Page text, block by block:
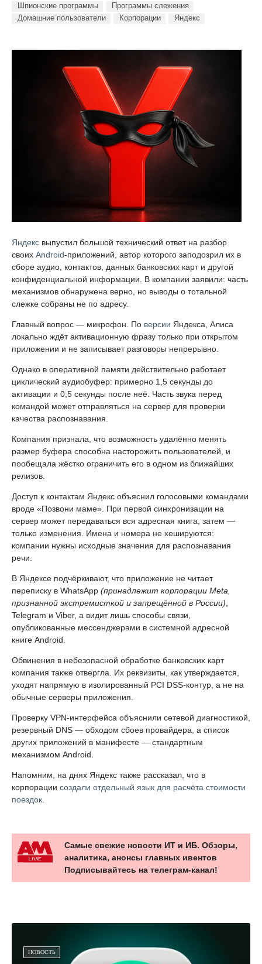
Шпионские программы
Программы слежения
Домашние пользователи
Корпорации Яндекс
Яндекс выпустил большой технический ответ на разбор
своих Android-приложений, автор которого заподозрил их в
сборе аудио, контактов, данных банковских карт и другой
конфиденциальной информации. В компании заявили: часть
механизмов обнаружена верно, но выводы о тотальной
слежке собраны не по адресу.
Главный вопрос — микрофон. По версии Яндекса, Алиса
локально ждёт активационную фразу только при открытом
приложении и не записывает разговоры непрерывно.
Однако в оперативной памяти действительно работает
циклический аудиобуфер: примерно 1,5 секунды до
активации и 0,5 секунды после неё. Часть звука перед
командой может отправляться на сервер для проверки
качества распознавания.
Компания признала, что возможность удалённо менять
размер буфера способна насторожить пользователей, и
пообещала жёстко ограничить его в одном из ближайших
релизов.
Доступ к контактам Яндекс объяснил голосовыми командами
вроде «Позвони маме». При первой синхронизации на
сервер может передаваться вся адресная книга, затем —
только изменения. Имена и номера не хешируются:
компании нужны исходные значения для распознавания
речи.
В Яндексе подчёркивают, что приложение не читает
переписку в WhatsApp (принадлежит корпорации Meta,
признанной экстремисткой и запрещённой в России),
Telegram и Viber, а видит лишь способы связи,
опубликованные мессенджерами в системной адресной
книге Android.
Обвинения в небезопасной обработке банковских карт
компания также отвергла. Их реквизиты, как утверждается,
уходят напрямую в изолированный PCI DSS-контур, а не на
обычные серверы приложения.
Проверку VPN-интерфейса объяснили сетевой диагностикой,
резервный DNS — обходом сбоев провайдера, а список
других приложений в манифесте — стандартным
механизмом Android.
Напомним, на днях Яндекс также рассказал, что в
корпорации создали отдельный язык для расчёта стоимости
поездок.
Самые свежие новости ИТ и ИБ. Обзоры,
аналитика, анонсы главных ивентов
Подписывайтесь на телеграм-канал!
НОВОСТЬ